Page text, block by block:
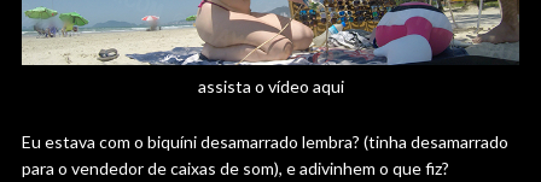
assista o vídeo aqui
Eu estava com o biquíni desamarrado lembra? (tinha desamarrado
para o vendedor de caixas de som), e adivinhem o que fiz?